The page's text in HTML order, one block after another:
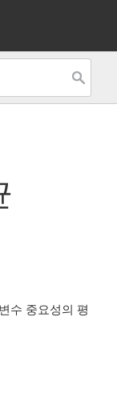
수 중요성의 평